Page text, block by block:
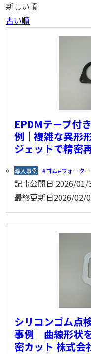
新しい順
古い順
EPDMテープ付
例｜複雑な異形
ジェットで精密
導入事例 ゴム ウォータ
記事公開日 2026/01/
最終更新日2026/02/
シリコンゴム点
事例｜曲線形状
密カット 株式会